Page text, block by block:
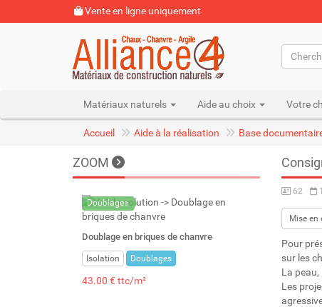
Vente en ligne uniquement
Matériaux naturels Aide au choix Votre
Accueil Aide à la réalisation Base
ZOOM
Doublages
Doublage en briques de chanvre
Isolation Doublages
43.00 € ttc/m²
62
Mise
Pour
sur les
La peau,
Les